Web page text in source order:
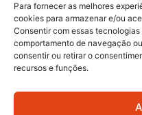
Para fornecer as melhores
cookies para armazenar e/ou
Consentir com essas
comportamento de navegação
consentir ou retirar o
recursos e funções.
Subscreva